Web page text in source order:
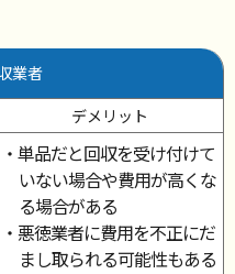
業者
デメリット
・単品だと回収を受け付けて
いない場合や費用が高くな
る場合がある
・悪徳業者に費用を不正にだ
まし取られる可能性もある